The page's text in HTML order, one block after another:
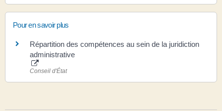
Pour en savoir plus
Répartition des compétences au sein de la juridiction
administrative
Conseil d'État